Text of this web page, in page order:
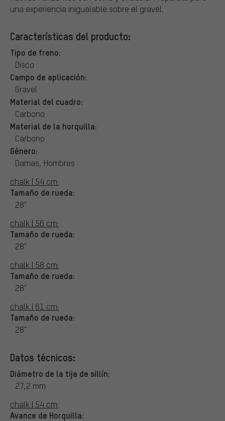
una experiencia inigualable sobre el gravel.
Características del producto:
Tipo de freno:
Disco
Campo de aplicación:
Gravel
Material del cuadro:
Carbono
Material de la horquilla:
Carbono
Género:
Damas, Hombres
chalk | 54 cm:
Tamaño de rueda:
28"
chalk | 56 cm:
Tamaño de rueda:
28"
chalk | 58 cm:
Tamaño de rueda:
28"
chalk | 61 cm:
Tamaño de rueda:
28"
Datos técnicos:
Diámetro de la tija de sillín:
27,2 mm
chalk | 54 cm:
Avance de Horquilla: